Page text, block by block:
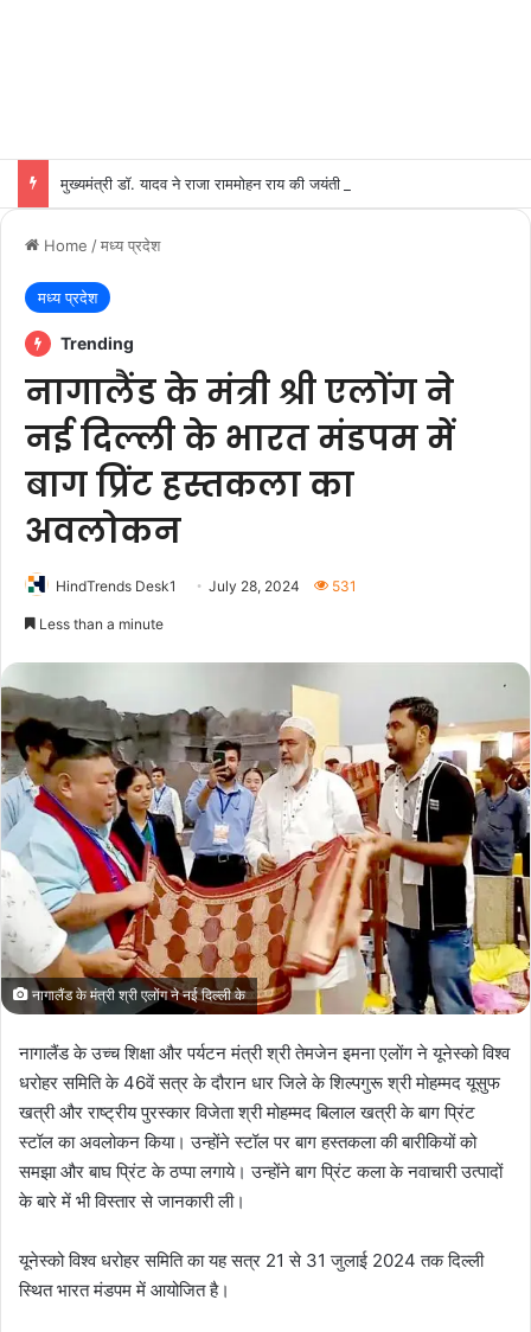
मुख्यमंत्री डॉ. यादव ने राजा राममोहन राय की जयंती पर किया नमन
Home /मध्य प्रदेश
मध्य प्रदेश
Trending
नागालैंड के मंत्री श्री एलोंग ने
नई दिल्ली के भारत मंडपम में
बाग प्रिंट हस्तकला का
अवलोकन
HindTrends Desk1 July 28, 2024 531
Less than a minute
नागालैंड के मंत्री श्री एलोंग ने नई दिल्ली के
नागालैंड के उच्च शिक्षा और पर्यटन मंत्री श्री तेमजेन इमना एलोंग ने यूनेस्को विश्व
धरोहर समिति के 46वें सत्र के दौरान धार जिले के शिल्पगुरू श्री मोहम्मद यूसुफ
खत्री और राष्ट्रीय पुरस्कार विजेता श्री मोहम्मद बिलाल खत्री के बाग प्रिंट
स्टॉल का अवलोकन किया। उन्होंने स्टॉल पर बाग हस्तकला की बारीकियों को
समझा और बाघ प्रिंट के ठप्पा लगाये। उन्होंने बाग प्रिंट कला के नवाचारी उत्पादों
के बारे में भी विस्तार से जानकारी ली।
यूनेस्को विश्व धरोहर समिति का यह सत्र 21 से 31 जुलाई 2024 तक दिल्ली
स्थित भारत मंडपम में आयोजित है।